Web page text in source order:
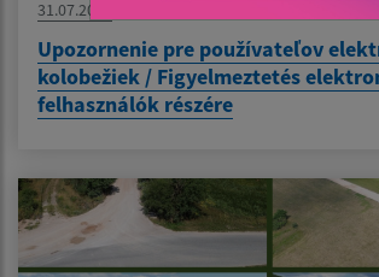
31.07.2026
Upozornenie pre používateľov
kolobežiek / Figyelmeztetés
felhasználók részére